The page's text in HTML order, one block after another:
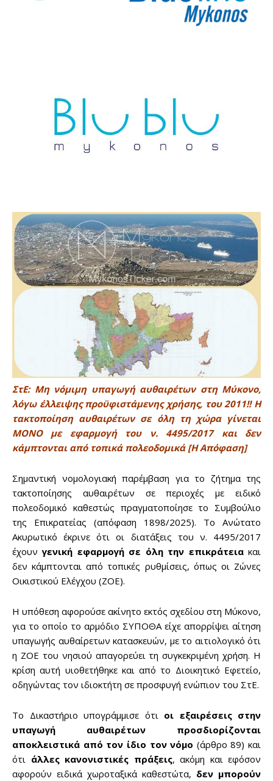
ΣτΕ: Μη νόμιμη υπαγωγή αυθαιρέτων στη Μύκονο,
λόγω έλλειψης προϋφιστάμενης χρήσης, του 2011!! Η
τακτοποίηση αυθαιρέτων σε όλη τη χώρα γίνεται
ΜΟΝΟ με εφαρμογή του ν. 4495/2017 και δεν
κάμπτονται από τοπικά πολεοδομικά [Η Απόφαση]
Σημαντική νομολογιακή παρέμβαση για το ζήτημα της
τακτοποίησης αυθαιρέτων σε περιοχές με ειδικό
πολεοδομικό καθεστώς πραγματοποίησε το Συμβούλιο
της Επικρατείας (απόφαση 1898/2025). Το Ανώτατο
Ακυρωτικό έκρινε ότι οι διατάξεις του ν. 4495/2017
έχουνγενική εφαρμογή σε όλη την επικράτειακαι
δεν κάμπτονται από τοπικές ρυθμίσεις, όπως οι Ζώνες
Οικιστικού Ελέγχου (ΖΟΕ).
Η υπόθεση αφορούσε ακίνητο εκτός σχεδίου στη Μύκονο,
για το οποίο το αρμόδιο ΣΥΠΟΘΑ είχε απορρίψει αίτηση
υπαγωγής αυθαίρετων κατασκευών, με το αιτιολογικό ότι
η ΖΟΕ του νησιού απαγορεύει τη συγκεκριμένη χρήση. Η
κρίση αυτή υιοθετήθηκε και από το Διοικητικό Εφετείο,
οδηγώντας τον ιδιοκτήτη σε προσφυγή ενώπιον του ΣτΕ.
Το Δικαστήριο υπογράμμισε ότι οι εξαιρέσεις στην
υπαγωγή αυθαιρέτων προσδιορίζονται
αποκλειστικά από τον ίδιο τον νόμο (άρθρο 89) και
ότι άλλες κανονιστικές πράξεις, ακόμη και εφόσον
αφορούν ειδικά χωροταξικά καθεστώτα, δεν μπορούν